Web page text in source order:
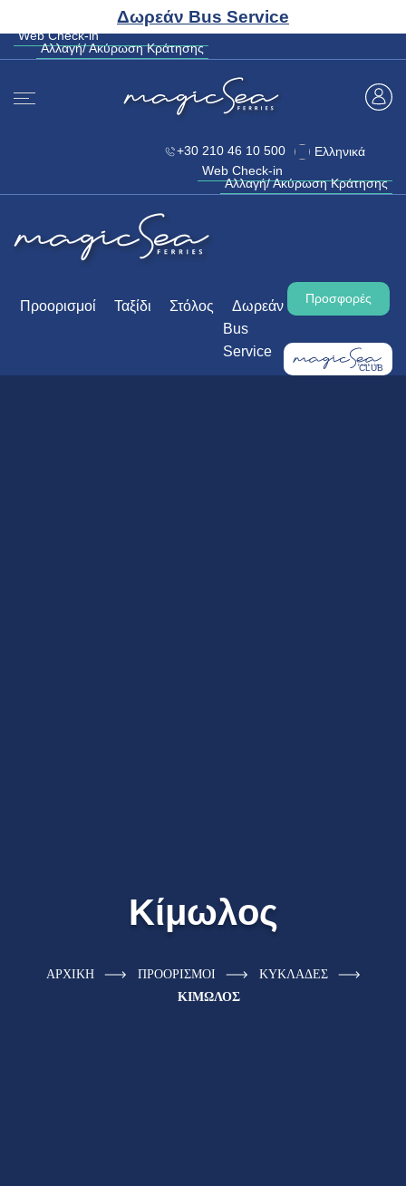
Web Check-in Αλλαγή/ Ακύρωση Κράτησης
Δωρεάν Bus Service
+30 210 46 10 500
Web Check-in
Αλλαγή/ Ακύρωση Κράτησης
+30 210 46 10 500
Ελληνικά
Web Check-in
Αλλαγή/ Ακύρωση Κράτησης
Προορισμοί Ταξίδι Στόλος
Δωρεάν
Bus
Service
Προσφορές
CLUB
Κίμωλος
ΑΡΧΙΚΗ ΠΡΟΟΡΙΣΜΟΙ
ΚΥΚΛΑΔΕΣ
ΚΙΜΩΛΟΣ